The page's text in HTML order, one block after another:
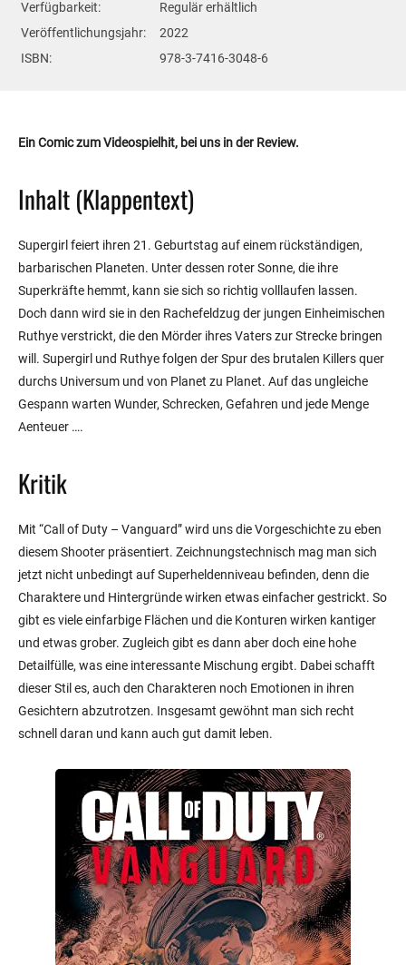
Verfügbarkeit:
Regulär erhältlich
Veröffentlichungsjahr:
2022
ISBN:
978-3-7416-3048-6
Ein Comic zum Videospielhit, bei uns in der Review.
Inhalt (Klappentext)
Supergirl feiert ihren 21. Geburtstag auf einem rückständigen,
barbarischen Planeten. Unter dessen roter Sonne, die ihre
Superkräfte hemmt, kann sie sich so richtig volllaufen lassen.
Doch dann wird sie in den Rachefeldzug der jungen Einheimischen
Ruthye verstrickt, die den Mörder ihres Vaters zur Strecke bringen
will. Supergirl und Ruthye folgen der Spur des brutalen Killers quer
durchs Universum und von Planet zu Planet. Auf das ungleiche
Gespann warten Wunder, Schrecken, Gefahren und jede Menge
Aenteuer ….
Kritik
Mit “Call of Duty – Vanguard” wird uns die Vorgeschichte zu eben
diesem Shooter präsentiert. Zeichnungstechnisch mag man sich
jetzt nicht unbedingt auf Superheldenniveau befinden, denn die
Charaktere und Hintergründe wirken etwas einfacher gestrickt. So
gibt es viele einfarbige Flächen und die Konturen wirken kantiger
und etwas grober. Zugleich gibt es dann aber doch eine hohe
Detailfülle, was eine interessante Mischung ergibt. Dabei schafft
dieser Stil es, auch den Charakteren noch Emotionen in ihren
Gesichtern abzutrotzen. Insgesamt gewöhnt man sich recht
schnell daran und kann auch gut damit leben.